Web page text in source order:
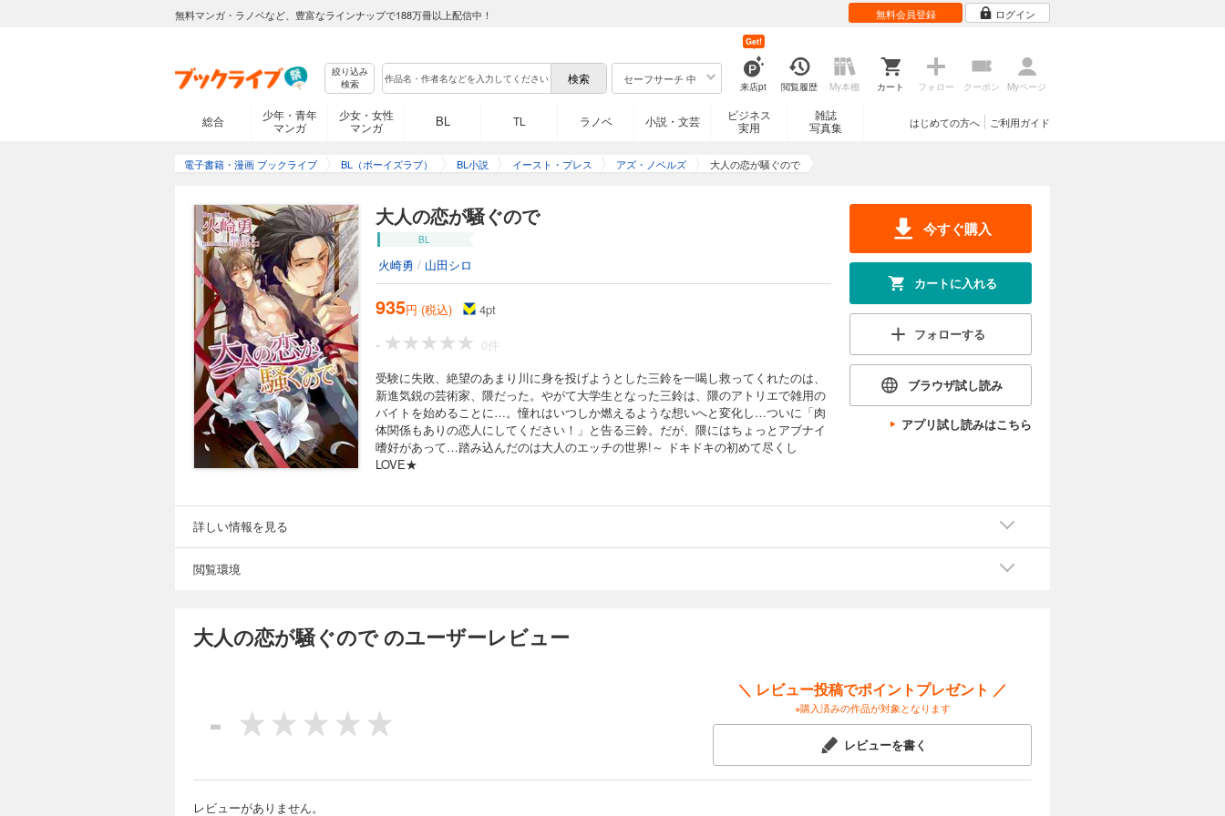
無料マンガ・ラノベなど、豊富なラインナップで188万冊以上配信中！ 無料会員登録 ログイン
絞り込み
検索
セーフサーチ 中
来店pt
Get!
閲覧履歴 My本棚 カート フォロー クーポン Myページ
総合
少年・青年
マンガ
少女・女性
マンガ
BL TL ラノベ 小説・文芸
ビジネス
実用
雑誌
写真集
ご利用ガイド
はじめての方へ
電子書籍・漫画 ブックライブ BL（ボーイズラブ） BL小説 イースト・プレス アズ・ノベルズ 大人の恋が騒ぐので
大人の恋が騒ぐので
BL
火崎勇 / 山田シロ
935円 (税込) 4pt
-
0件
受験に失敗、絶望のあまり川に身を投げようとした三鈴を一喝し救ってくれたのは、
新進気鋭の芸術家、隈だった。やがて大学生となった三鈴は、隈のアトリエで雑用の
バイトを始めることに…。憧れはいつしか燃えるような想いへと変化し…ついに「肉
体関係もありの恋人にしてください！」と告る三鈴。だが、隈にはちょっとアブナイ
嗜好があって…踏み込んだのは大人のエッチの世界!～ ドキドキの初めて尽くし
LOVE★
今すぐ購入
カートに入れる
フォローする
ブラウザ試し読み
アプリ試し読みはこちら
詳しい情報を見る
閲覧環境
大人の恋が騒ぐので のユーザーレビュー
-
＼ レビュー投稿でポイントプレゼント ／
※購入済みの作品が対象となります
レビューを書く
レビューがありません。